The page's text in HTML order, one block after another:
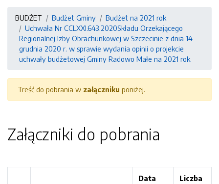
BUDŻET Budżet Gminy
Budżet na 2021 rok
Uchwała Nr CCLXXI.643.2020Składu Orzekającego
Regionalnej Izby Obrachunkowej w Szczecinie z dnia 14
grudnia 2020 r. w sprawie wydania opinii o projekcie
uchwały budżetowej Gminy Radowo Małe na 2021 rok.
Treść do pobrania w załączniku poniżej.
Załączniki do pobrania
Data
Liczba